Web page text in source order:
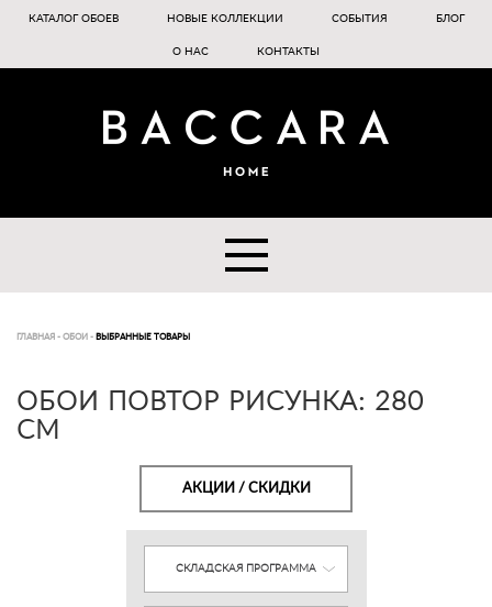
КАТАЛОГ ОБОЕВ НОВЫЕ КОЛЛЕКЦИИ СОБЫТИЯ БЛОГ
О НАС КОНТАКТЫ
ГЛАВНАЯ - ОБОИ - ВЫБРАННЫЕ ТОВАРЫ
ОБОИ ПОВТОР РИСУНКА: 280
СМ
АКЦИИ / СКИДКИ
СКЛАДСКАЯ ПРОГРАММА